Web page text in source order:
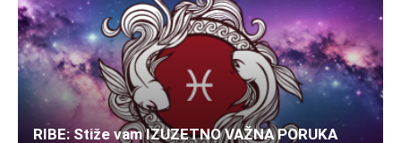
RIBE: Stiže vam IZUZETNO VAŽNA PORUKA